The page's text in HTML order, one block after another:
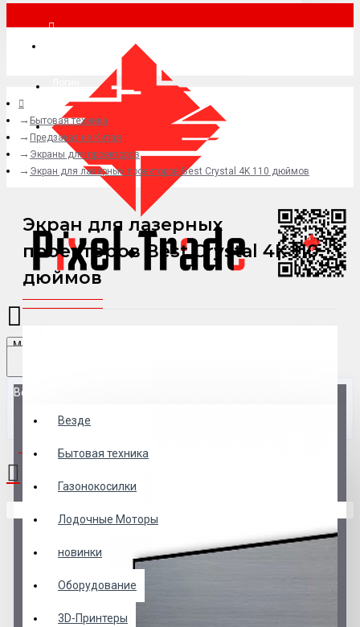
+7 (495) 015-41-41
Menu
Везде
Везде
Бытовая техника
Газонокосилки
Лодочные Моторы
новинки
Оборудование
3D-Принтеры
0 товар(ов) - 0 р.
Бытовая техника
Предзаказ из Китая
Экраны для проекторов
Экран для лазерных проекторов Best Crystal 4K 110 дюймов
Экран для лазерных
проекторов Best Crystal 4K 110
дюймов